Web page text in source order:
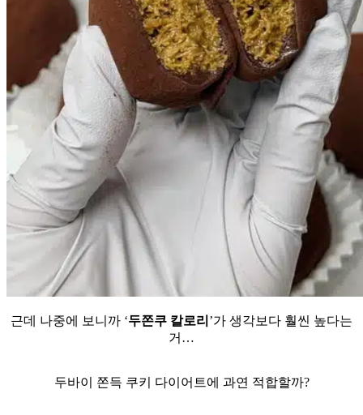
근데 나중에 보니까 ‘두쫀쿠 칼로리 ’가 생각보다 훨씬 높다는
거…
두바이 쫀득 쿠키 다이어트에 과연 적합할까?